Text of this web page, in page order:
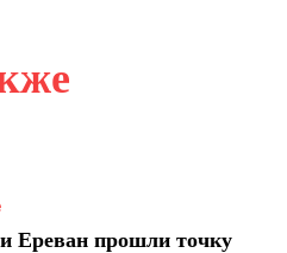
Ереван прошли точку